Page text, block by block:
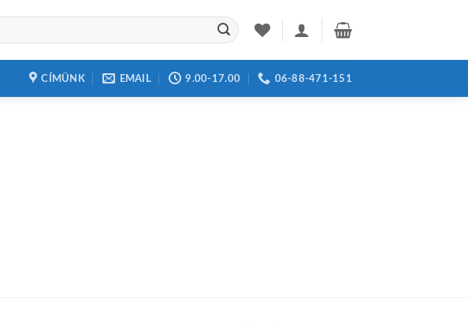
CÍMÜNK EMAIL 9.00-17.00 06-88-471-151